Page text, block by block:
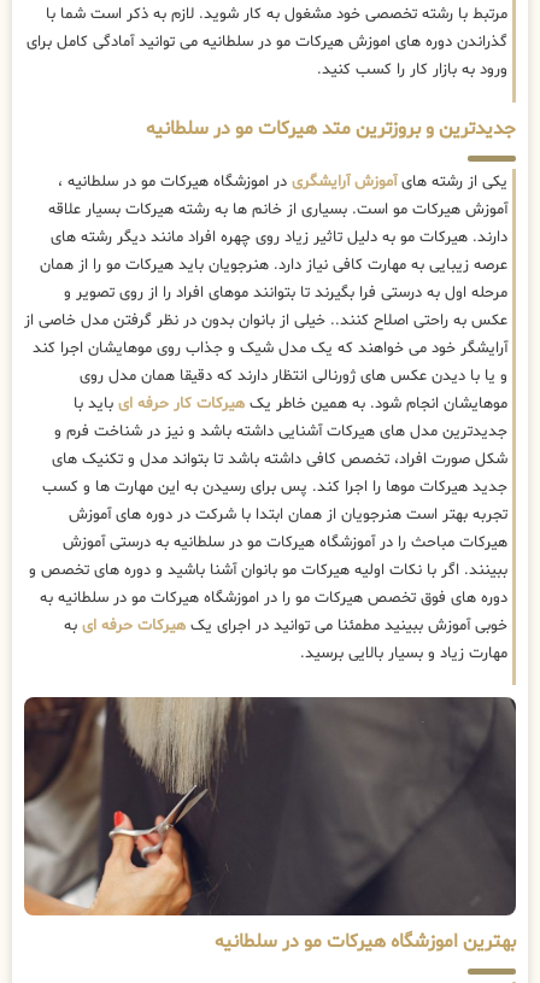
مرتبط با رشته تخصصی خود مشغول به کار شوید. لازم به ذکر است شما با
گذراندن دوره های اموزش هیرکات مو در سلطانیه می توانید آمادگی کامل برای
ورود به بازار کار را کسب کنید.
جدیدترین و بروزترین متد هیرکات مو در سلطانیه
یکی از رشته هایآموزش آرایشگری در اموزشگاه هیرکات مو در سلطانیه ،
آموزش هیرکات مو است. بسیاری از خانم ها به رشته هیرکات بسیار علاقه
دارند. هیرکات مو به دلیل تاثیر زیاد روی چهره افراد مانند دیگر رشته های
عرصه زیبایی به مهارت کافی نیاز دارد. هنرجویان باید هیرکات مو را از همان
مرحله اول به درستی فرا بگیرند تا بتوانند موهای افراد را از روی تصویر و
عکس به راحتی اصلاح کنند.. خیلی از بانوان بدون در نظر گرفتن مدل خاصی از
آرایشگر خود می خواهند که یک مدل شیک و جذاب روی موهایشان اجرا کند
و یا با دیدن عکس های ژورنالی انتظار دارند که دقیقا همان مدل روی
موهایشان انجام شود. به همین خاطر یک هیرکات کار حرفه ای باید با
جدیدترین مدل های هیرکات آشنایی داشته باشد و نیز در شناخت فرم و
شکل صورت افراد، تخصص کافی داشته باشد تا بتواند مدل و تکنیک های
جدید هیرکات موها را اجرا کند. پس برای رسیدن به این مهارت ها و کسب
تجربه بهتر است هنرجویان از همان ابتدا با شرکت در دوره های آموزش
هیرکات مباحث را در آموزشگاه هیرکات مو در سلطانیه به درستی آموزش
ببینند. اگر با نکات اولیه هیرکات مو بانوان آشنا باشید و دوره های تخصص و
دوره های فوق تخصص هیرکات مو را در اموزشگاه هیرکات مو در سلطانیه به
خوبی آموزش ببینید مطمئنا می توانید در اجرای یک هیرکات حرفه ای به
مهارت زیاد و بسیار بالایی برسید.
بهترین اموزشگاه هیرکات مو در سلطانیه